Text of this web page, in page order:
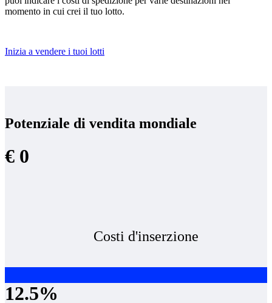
momento in cui crei il tuo lotto.
Inizia a vendere i tuoi lotti
Potenziale di vendita mondiale
€ 0
Costi d'inserzione
12.5%